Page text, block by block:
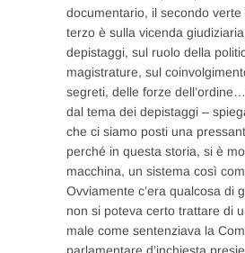
documentario, il secondo verte
terzo è sulla vicenda
depistaggi, sul ruolo della
magistrature, sul
segreti, delle forze
dal tema dei depistaggi –
che ci siamo posti una
perché in questa storia, si è
macchina, un sistema così
Ovviamente c’era qualcosa di
non si poteva certo trattare di
male come sentenziava la